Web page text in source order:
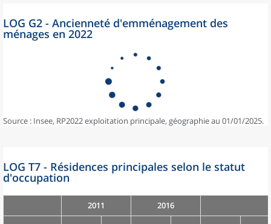
LOG G2 - Ancienneté d'emménagement des
ménages en 2022
Source : Insee, RP2022 exploitation principale, géographie au 01/01/2025.
LOG T7 - Résidences principales selon le statut
d'occupation
2011 2016